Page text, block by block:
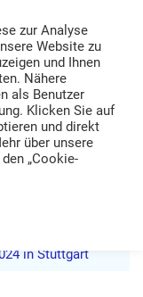
NEWS
in Stuttgart
zur Analyse
Website zu
und Ihnen
Nähere
als Benutzer
Klicken Sie auf
und direkt
über unsere
„Cookie-